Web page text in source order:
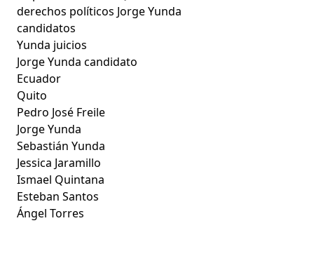
derechos políticos Jorge Yunda
candidatos
Yunda juicios
Jorge Yunda candidato
Ecuador
Quito
Pedro José Freile
Jorge Yunda
Sebastián Yunda
Jessica Jaramillo
Ismael Quintana
Esteban Santos
Ángel Torres